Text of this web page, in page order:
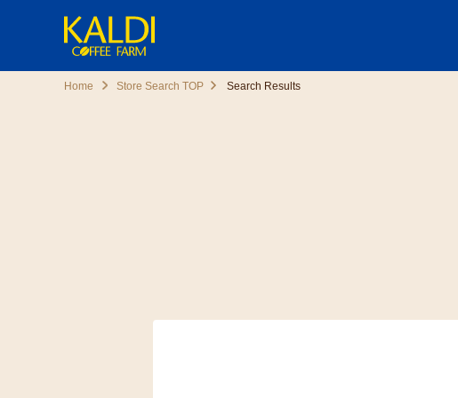
Home Store Search TOP Search Results